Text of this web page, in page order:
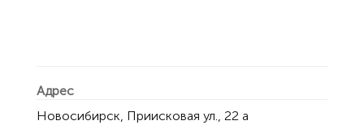
Адрес
Новосибирск, Приисковая ул., 22 а